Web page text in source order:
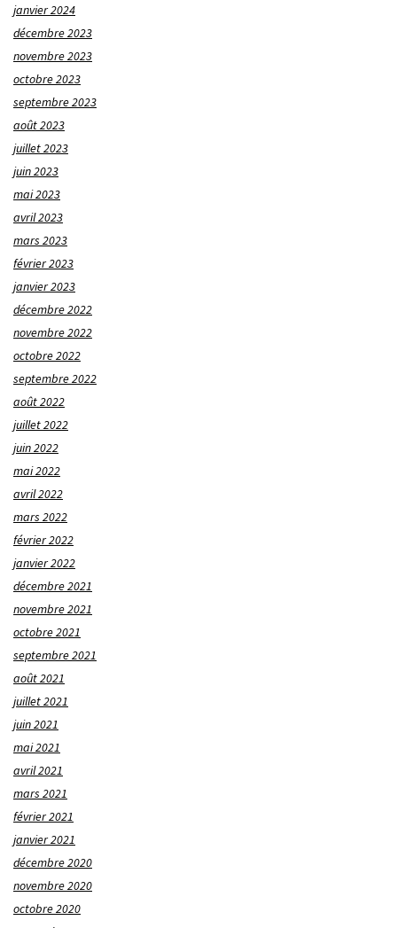
janvier 2024
décembre 2023
novembre 2023
octobre 2023
septembre 2023
août 2023
juillet 2023
juin 2023
mai 2023
avril 2023
mars 2023
février 2023
janvier 2023
décembre 2022
novembre 2022
octobre 2022
septembre 2022
août 2022
juillet 2022
juin 2022
mai 2022
avril 2022
mars 2022
février 2022
janvier 2022
décembre 2021
novembre 2021
octobre 2021
septembre 2021
août 2021
juillet 2021
juin 2021
mai 2021
avril 2021
mars 2021
février 2021
janvier 2021
décembre 2020
novembre 2020
octobre 2020